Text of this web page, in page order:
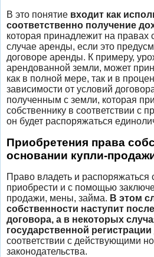
В это понятие входит как
соответственно получение
которая принадлежит на правах
случае аренды, если это
договоре аренды. К примеру,
арендованной земли, может
как в полной мере, так и в
зависимости от условий
полученным с земли, которая
собственнику в соответствии с
он будет распоряжаться
Приобретения права
основании купли-
Право владеть и
приобрести и с помощью
продажи, мены, займа. В этом
собственности наступит
договора, а в некоторых
государственной регистрации
соответствии с действующими
законодательства.